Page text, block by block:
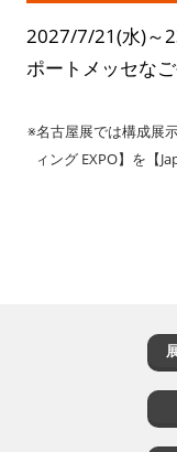
2027/7/21(水)～
ポートメッセな
※名古屋展では構成展
ィング EXPO】を【